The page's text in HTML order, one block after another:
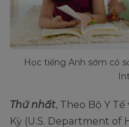
Học tiếng Anh sớm có
Thứ nhất, Theo Bộ Y
Kỳ (U.S. Department of